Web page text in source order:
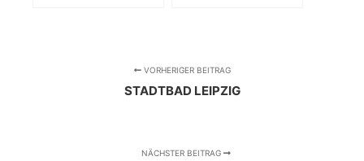
VORHERIGER BEITRAG
STADTBAD LEIPZIG
NÄCHSTER BEITRAG